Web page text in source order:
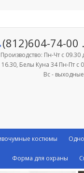
(812)604-74-00
Производство: Пн-Чт с 09.30
16.30, Белы Куна 34 Пн-Пт с
Вс - выходные
костюмы
Форма для охраны